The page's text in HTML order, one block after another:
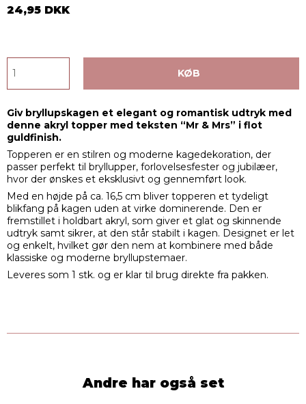
24,95 DKK
KØB
Giv bryllupskagen et elegant og romantisk udtryk med
denne akryl topper med teksten “Mr & Mrs” i flot
guldfinish.
Topperen er en stilren og moderne kagedekoration, der
passer perfekt til bryllupper, forlovelsesfester og jubilæer,
hvor der ønskes et eksklusivt og gennemført look.
Med en højde på ca. 16,5 cm bliver topperen et tydeligt
blikfang på kagen uden at virke dominerende. Den er
fremstillet i holdbart akryl, som giver et glat og skinnende
udtryk samt sikrer, at den står stabilt i kagen. Designet er let
og enkelt, hvilket gør den nem at kombinere med både
klassiske og moderne bryllupstemaer.
Leveres som 1 stk. og er klar til brug direkte fra pakken.
Andre har også set